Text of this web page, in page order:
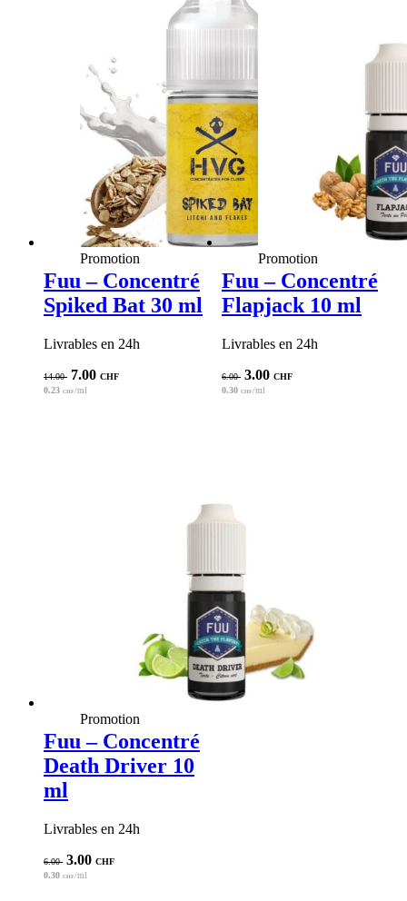
Promotion
Fuu – Concentré
Spiked Bat 30 ml
Livrables en 24h
14.00 Le
prix
7.00 CHFLe
0.23 CHF/ml
Promotion
Fuu – Concentré
Flapjack 10 ml
Livrables en 24h
6.00 Le
prix
3.00 CHFLe
0.30 CHF/ml
Promotion
Fuu – Concentré
Death Driver 10
ml
Livrables en 24h
6.00 Le
prix
3.00 CHFLe
0.30 CHF/ml